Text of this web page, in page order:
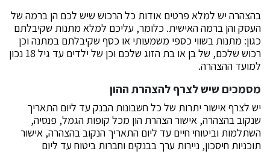
בהצהרה יש למלא פרטים אודות כל הרכוש שיש לכם הן ברמה של
העסק והן ברמה האישית. כלומר, עליכם למלא מתנות שקיבלתם
כגון: מתנות בשווי כספי משמעותי או כסף שקיבלתם במתנה וכן
רכוש שלכם, של בן או בת הזוג שלכם וכן של ילדים עד גיל 18 נכון
למועד ההצהרה.
מסמכים שיש לצרף להצהרת ההון
יש לצרף אישור יתרות של כל חשבונות הבנק עד ליום התאריך
שנקוב בהצהרה, אישור הצהרת הון מכל קופות הגמל, פנסיה,
השתלמות וביטוחי חיים עד ליום התאריך הנקוב בהצהרה, אישור
תוכניות חיסכון, ניירות ערך בבנקים וחברות ביטוח עד ליום